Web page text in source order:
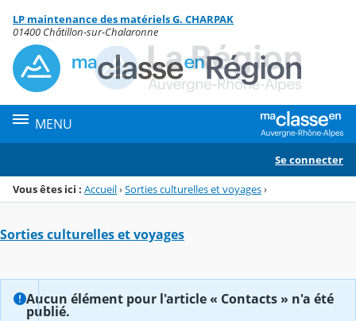
Menu de la rubrique
Contenu
LP maintenance des matériels G. CHARPAK
01400 Châtillon-sur-Chalaronne
MENU
Se connecter
Vous êtes ici : Accueil›Sorties culturelles et voyages›
Sorties culturelles et voyages
Aucun élément pour l'article « Contacts » n'a été
publié.